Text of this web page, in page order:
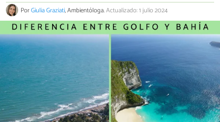
PorGiulia Graziati, Ambientóloga.Actualizado: 1 julio 2024